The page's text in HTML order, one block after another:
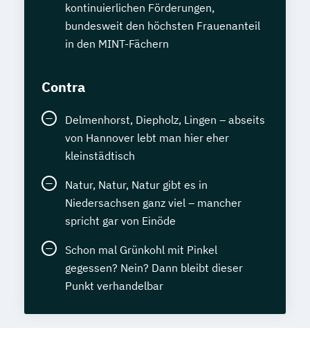
kontinuierlichen Förderungen,
bundesweit den höchsten Frauenanteil
in den MINT-Fächern
Contra
Delmenhorst, Diepholz, Lingen – abseits
von Hannover lebt man hier eher
kleinstädtisch
Natur, Natur, Natur gibt es in
Niedersachsen ganz viel – mancher
spricht gar von Einöde
Schon mal Grünkohl mit Pinkel
gegessen? Nein? Dann bleibt dieser
Punkt verhandelbar